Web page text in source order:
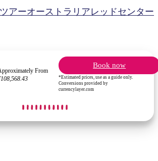
アーオーストラリアレッドセンター
From
Book now
*Estimated prices, use as a guide only.
Conversions provided by
currencylayer.com